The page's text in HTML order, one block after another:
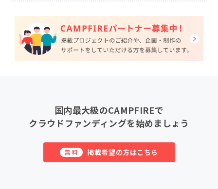
国内最大級のCAMPFIREで
クラウドファンディングを始めましょう
無料 掲載希望の方はこちら